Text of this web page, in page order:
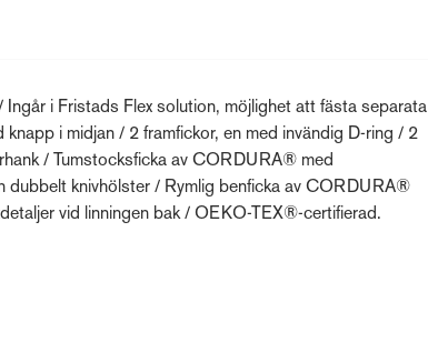
i Fristads Flex solution, möjlighet att fästa separata
i midjan / 2 framfickor, en med invändig D-ring / 2
/ Tumstocksficka av CORDURA® med
dubbelt knivhölster / Rymlig benficka av CORDURA®
vid linningen bak / OEKO-TEX®-certifierad.